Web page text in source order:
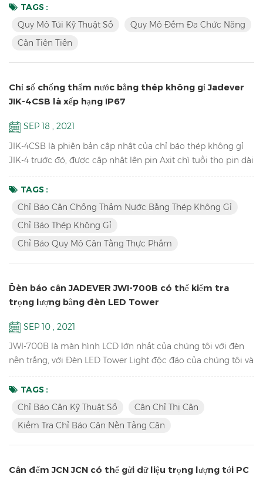
giống nhau, đặc biệt là nhìn từ bên cạnh. thật độc đáo! Các
tính năng chính của JCA: Cân tiên tiến để đếm số lượng phụ
và quy mô sàn) Được trang bị Cải tiến độ chính xác đế...
TAGS :
Quy Mô Túi Kỹ Thuật Số
Quy Mô Đếm Đa Chức Năng
Cân Tiên Tiến
Chỉ số chống thấm nước bằng thép không gỉ Jadever
JIK-4CSB là xếp hạng IP67
SEP 18 , 2021
JIK-4CSB là phiên bản cập nhật của chỉ báo thép không gỉ
JIK-4 trước đó, được cập nhật lên pin Axit chì tuổi thọ pin dài
IP67, cũng có phiên bản đèn LED JIK-4ECSB. Đặc trưng: Độ
phân giải lên đến 1/30000 Chỉ báo cân chống thấm nước
nước với bàn phím cơ học Với chức năng giữ đỉnh & Chức
năng câ...
TAGS :
Chỉ Báo Cân Chống Thấm Nước Bằng Thép Không Gỉ
Chỉ Báo Thép Không Gỉ
Chỉ Báo Quy Mô Cân Tầng Thực Phẩm
Đèn báo cân JADEVER JWI-700B có thể kiểm tra
trọng lượng bằng đèn LED Tower
SEP 10 , 2021
JWI-700B là màn hình LCD lớn nhất của chúng tôi với đèn
nền trắng, với Đèn LED Tower Light độc đáo của chúng tôi và
HI LO OK để giúp bạn nhanh chóng đóng gói hàng hóa của
mình. Đặc trưng Khoảng không quảng cáo LCD lớn nhất
1/15000 Thiết kế phác thảo hấp dẫn với vỏ ABS bền Màn
hình LCD ...
TAGS :
Chỉ Báo Cân Kỹ Thuật Số
Cân Chỉ Thị Cân
Kiểm Tra Chỉ Báo Cân Nền Tảng Cân
Cân đếm JCN JCN có thể gửi dữ liệu trọng lượng tới PC